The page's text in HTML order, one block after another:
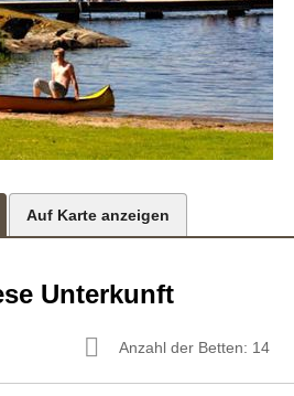
Auf Karte anzeigen
Unterkunft
Anzahl der Betten: 14